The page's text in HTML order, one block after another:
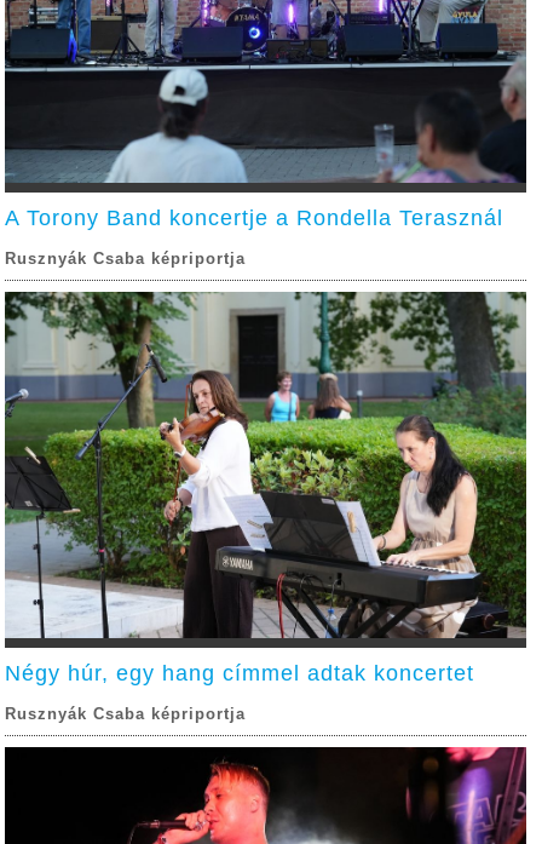
A Torony Band koncertje a Rondella Terasznál
Rusznyák Csaba képriportja
Négy húr, egy hang címmel adtak koncertet
Rusznyák Csaba képriportja